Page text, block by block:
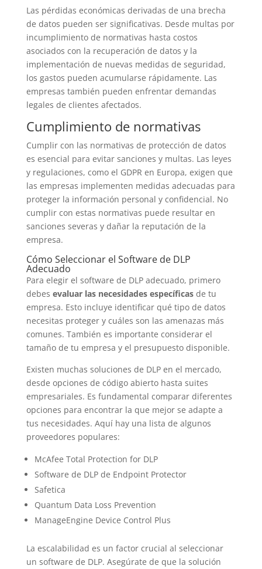
Las pérdidas económicas derivadas de una brecha
de datos pueden ser significativas. Desde multas por
incumplimiento de normativas hasta costos
asociados con la recuperación de datos y la
implementación de nuevas medidas de seguridad,
los gastos pueden acumularse rápidamente. Las
empresas también pueden enfrentar demandas
legales de clientes afectados.
Cumplimiento de normativas
Cumplir con las normativas de protección de datos
es esencial para evitar sanciones y multas. Las leyes
y regulaciones, como el GDPR en Europa, exigen que
las empresas implementen medidas adecuadas para
proteger la información personal y confidencial. No
cumplir con estas normativas puede resultar en
sanciones severas y dañar la reputación de la
empresa.
Cómo Seleccionar el Software de DLP
Adecuado
Para elegir el software de DLP adecuado, primero
debes evaluar las necesidades específicasde tu
empresa. Esto incluye identificar qué tipo de datos
necesitas proteger y cuáles son las amenazas más
comunes. También es importante considerar el
tamaño de tu empresa y el presupuesto disponible.
Existen muchas soluciones de DLP en el mercado,
desde opciones de código abierto hasta suites
empresariales. Es fundamental comparar diferentes
opciones para encontrar la que mejor se adapte a
tus necesidades. Aquí hay una lista de algunos
proveedores populares:
McAfee Total Protection for DLP
Software de DLP de Endpoint Protector
Safetica
Quantum Data Loss Prevention
ManageEngine Device Control Plus
La escalabilidad es un factor crucial al seleccionar
un software de DLP. Asegúrate de que la solución